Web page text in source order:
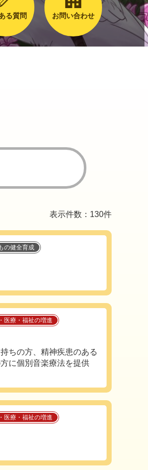
る質問 お問い合わせ
表示件数：130件
の健全育成
医療・福祉の増進
ちの方、精神疾患のある
に個別音楽療法を提供
医療・福祉の増進